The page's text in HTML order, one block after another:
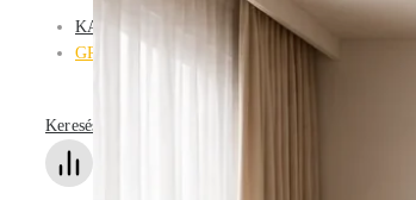
KATALÓGUS
GREE HEM PLUSZ
Keresés